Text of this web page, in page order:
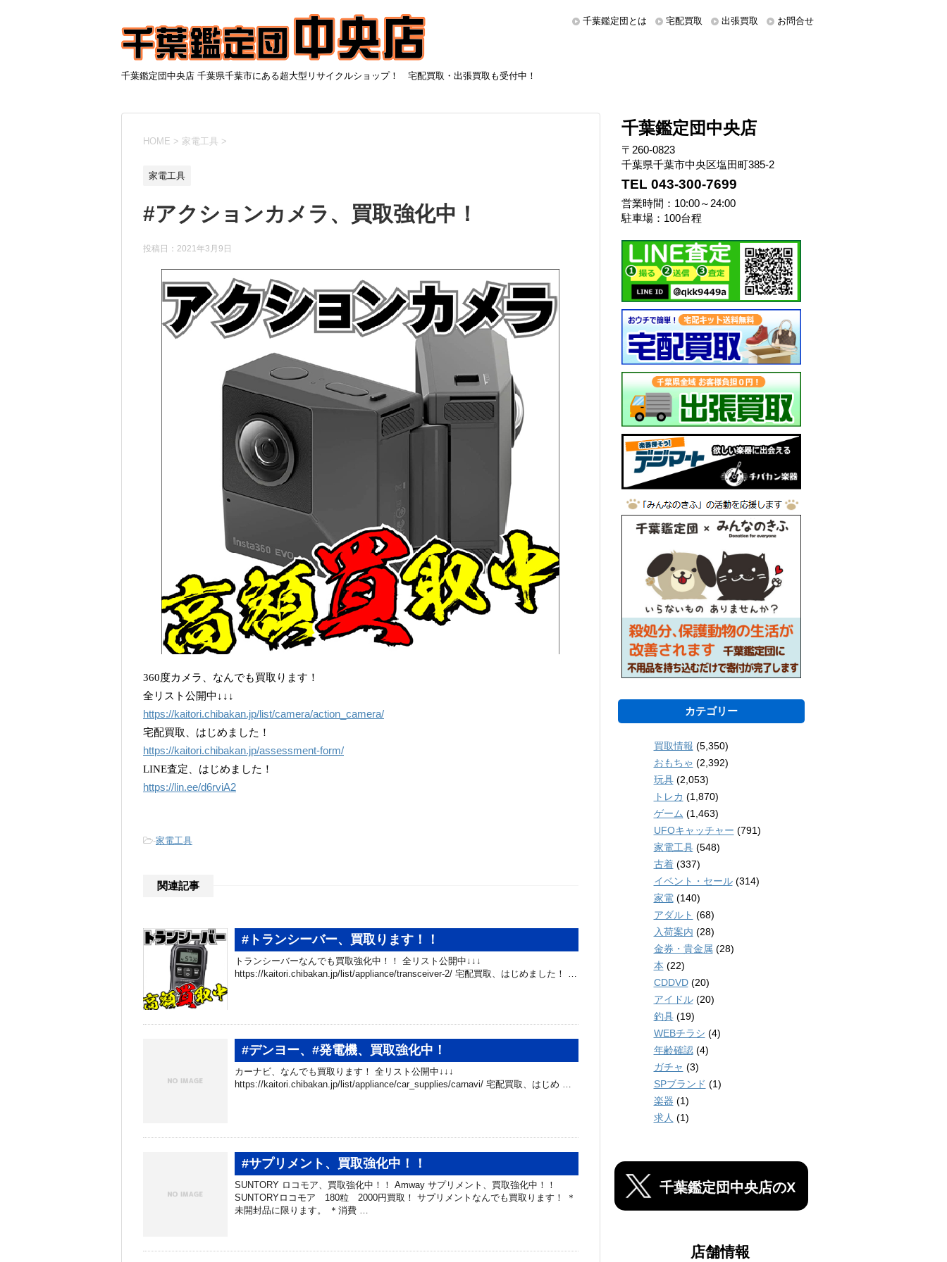
千葉鑑定団中央店 千葉県千葉市にある超大型リサイクルショップ！ 宅配買取・出張買取も受付中！
千葉鑑定団とは 宅配買取 出張買取 お問合せ
HOME > 家電工具 >
家電工具
#アクションカメラ、買取強化中！
投稿日： 2021年3月9日
360度カメラ、なんでも買取ります！
全リスト公開中↓↓↓
https://kaitori.chibakan.jp/list/camera/action_camera/
宅配買取、はじめました！
https://kaitori.chibakan.jp/assessment-form/
LINE査定、はじめました！
https://lin.ee/d6rviA2
-家電工具
関連記事
#トランシーバー、買取ります！！
トランシーバーなんでも買取強化中！！ 全リスト公開中↓↓↓
https://kaitori.chibakan.jp/list/appliance/transceiver-2/ 宅配買取、はじめました！ …
#デンヨー、#発電機、買取強化中！
カーナビ、なんでも買取ります！ 全リスト公開中↓↓↓
https://kaitori.chibakan.jp/list/appliance/car_supplies/carnavi/ 宅配買取、はじめ …
#サプリメント、買取強化中！！
SUNTORY ロコモア、買取強化中！！ Amway サプリメント、買取強化中！！
SUNTORYロコモア 180粒 2000円買取！ サプリメントなんでも買取ります！ ＊
未開封品に限ります。 ＊消費 …
千葉鑑定団中央店
〒260-0823
千葉県千葉市中央区塩田町385-2
TEL 043-300-7699
営業時間：10:00～24:00
駐車場：100台程
カテゴリー
買取情報 (5,350)
おもちゃ (2,392)
玩具(2,053)
トレカ (1,870)
ゲーム (1,463)
UFOキャッチャー (791)
家電工具(548)
古着(337)
イベント・セール(314)
家電(140)
アダルト (68)
入荷案内 (28)
金券・貴金属 (28)
本 (22)
CDDVD(20)
アイドル(20)
釣具(19)
WEBチラシ (4)
年齢確認(4)
ガチャ (3)
SPブランド (1)
楽器 (1)
求人 (1)
千葉鑑定団中央店のX
店舗情報